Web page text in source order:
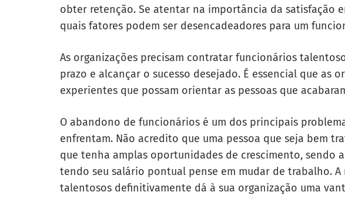
obter retenção. Se atentar na importância da satisfação
quais fatores podem ser desencadeadores para um
As organizações precisam contratar funcionários
prazo e alcançar o sucesso desejado. É essencial que as
experientes que possam orientar as pessoas que
O abandono de funcionários é um dos principais
enfrentam. Não acredito que uma pessoa que seja bem
que tenha amplas oportunidades de crescimento, sendo
tendo seu salário pontual pense em mudar de trabalho.
talentosos definitivamente dá à sua organização uma